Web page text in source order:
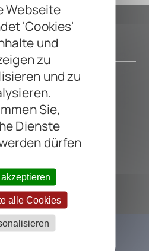
Webseite
'Cookies'
und
zu
und zu
Sie,
Dienste
dürfen
alle Cookies
Mu-Tron